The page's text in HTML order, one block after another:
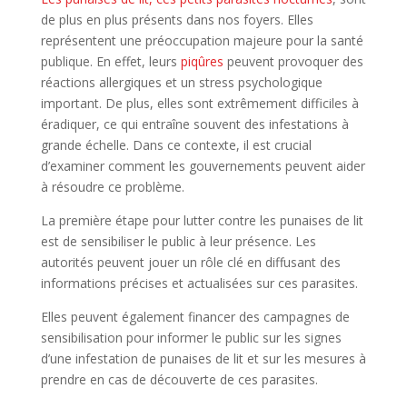
de plus en plus présents dans nos foyers. Elles
représentent une préoccupation majeure pour la santé
publique. En effet, leurs piqûres peuvent provoquer des
réactions allergiques et un stress psychologique
important. De plus, elles sont extrêmement difficiles à
éradiquer, ce qui entraîne souvent des infestations à
grande échelle. Dans ce contexte, il est crucial
d’examiner comment les gouvernements peuvent aider
à résoudre ce problème.
La première étape pour lutter contre les punaises de lit
est de sensibiliser le public à leur présence. Les
autorités peuvent jouer un rôle clé en diffusant des
informations précises et actualisées sur ces parasites.
Elles peuvent également financer des campagnes de
sensibilisation pour informer le public sur les signes
d’une infestation de punaises de lit et sur les mesures à
prendre en cas de découverte de ces parasites.